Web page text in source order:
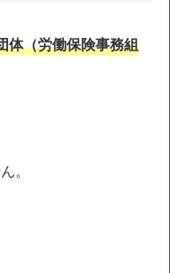
体（労働保険事務組
。